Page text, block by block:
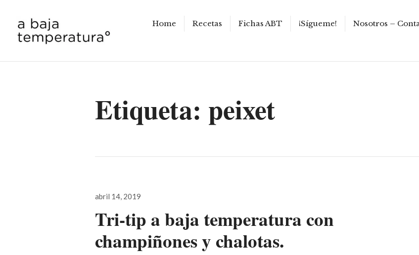
a baja temperatura
Home Recetas Fichas ABT ¡Sígueme! Nosotros –
Etiqueta: peixet
Publicado
abril 14, 2019
Tri-tip a baja temperatura con
champiñones y chalotas.